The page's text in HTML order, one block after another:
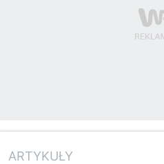
ARTYKUŁY